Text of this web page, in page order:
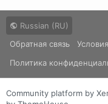
Russian (RU)
Обратная связь
Политика
Community platform by